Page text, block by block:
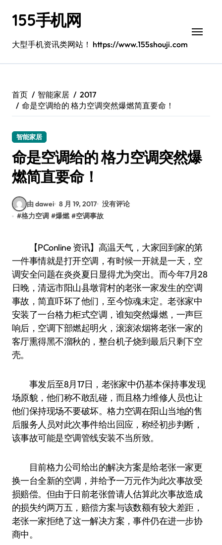
155手机网
大型手机资讯类网站！ https://www.155shouji.com
首页 智能家居
2017
命是空调给的 格力空调突然爆燃简直要命！
智能家居
命是空调给的 格力空调突然爆
燃简直要命！
由 dawei 8 月 19, 2017 没有评论
#格力空调 #爆燃 #空调事故
【PConline 资讯】高温天气，大家回到家的第
一件事情就是打开空调，有时候一开就是一天，空
调安全问题在炎炎夏日显得尤为突出。而今年7月28
日晚，清远市阳山县墩背村的老张一家发生的空调
事故，简直吓坏了他们，至今惊魂未定。老张家中
安装了一台格力柜式空调，谁知突然爆燃，一声巨
响后，空调下部燃起明火，滚滚浓烟将老张一家的
客厅熏得黑不溜秋的，整台机子烧到最后只剩下空
壳。
事发后至8月17日，老张家中仍基本保持事发现
场原貌，他们称不敢乱碰，而且格力维修人员也让
他们保持现场不要破坏。格力空调在阳山当地的售
后服务人员对此次事件给出回应，称经初步判断，
该事故可能是空调管线安装不当所致。
目前格力公司给出的解决方案是给老张一家更
换一台全新的空调，并给予一万元作为此次事故受
损赔偿。但由于日前老张曾请人估算此次事故造成
的损失约两万五，赔偿方案与该数额有较大差距，
老张一家拒绝了这一解决方案，事件仍在进一步协
商中。